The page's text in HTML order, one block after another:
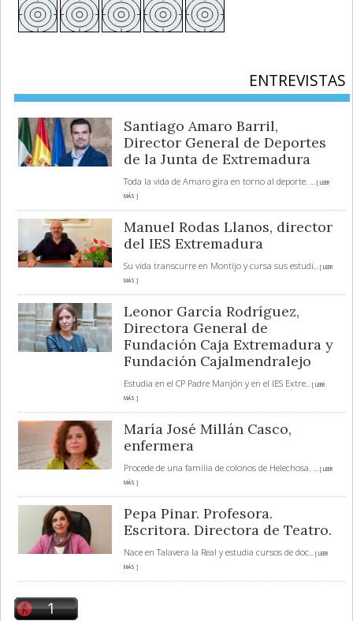
ENTREVISTAS
Santiago Amaro Barril,
Director General de Deportes
de la Junta de Extremadura
Toda la vida de Amaro gira en torno al deporte. ... [ LEER
MÁS ]
Manuel Rodas Llanos, director
del IES Extremadura
Su vida transcurre en Montijo y cursa sus estudi... [ LEER
MÁS ]
Leonor García Rodríguez,
Directora General de
Fundación Caja Extremadura y
Fundación Cajalmendralejo
Estudia en el CP Padre Manjón y en el IES Extre... [ LEER
MÁS ]
María José Millán Casco,
enfermera
Procede de una familia de colonos de Helechosa. ... [ LEER
MÁS ]
Pepa Pinar. Profesora.
Escritora. Directora de Teatro.
Nace en Talavera la Real y estudia cursos de doc... [ LEER
MÁS ]